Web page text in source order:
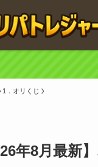
1．オリくじ
年8月最新